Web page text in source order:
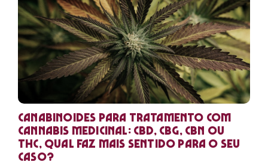
Canabinoides para tratamento com
cannabis medicinal: CBD, CBG, CBN ou
THC, qual faz mais sentido para o seu
caso?